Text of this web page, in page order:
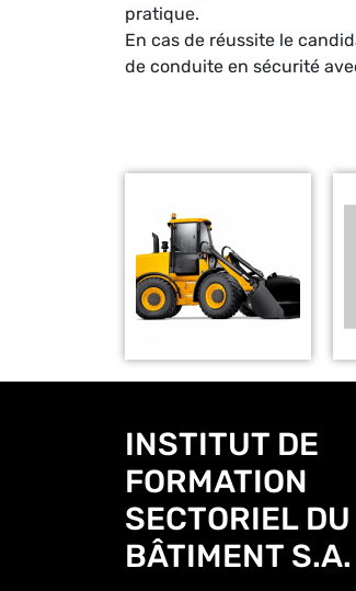
pratique.
En cas de réussite le
de conduite en sécurité
INSTITUT DE
FORMATION
SECTORIEL DU
BÂTIMENT S.A.